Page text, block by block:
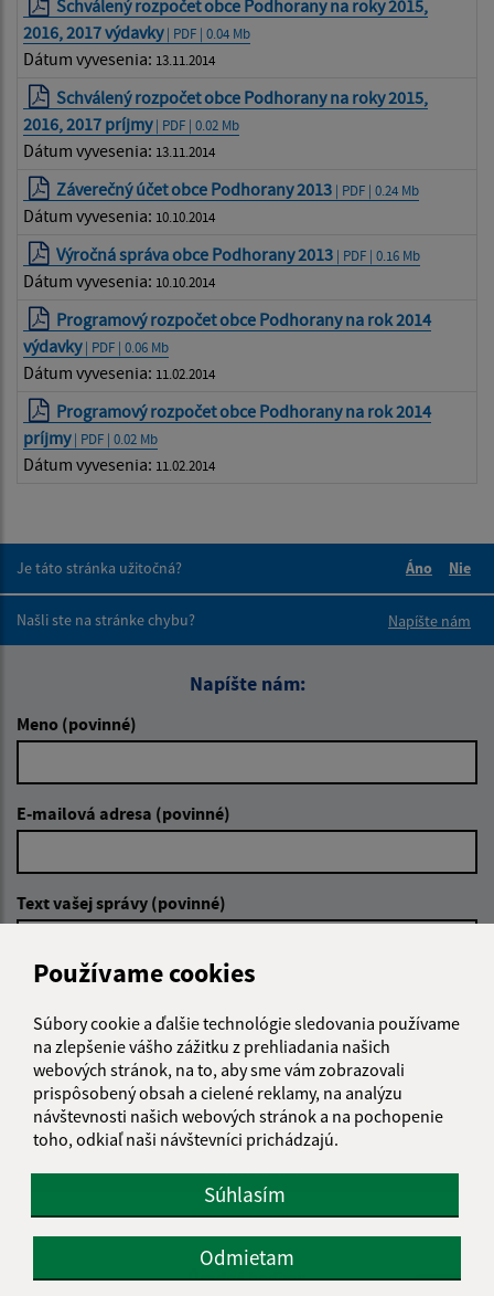
Používame cookies
Súbory cookie a ďalšie technológie sledovania používame
na zlepšenie vášho zážitku z prehliadania našich
webových stránok, na to, aby sme vám zobrazovali
prispôsobený obsah a cielené reklamy, na analýzu
návštevnosti našich webových stránok a na pochopenie
toho, odkiaľ naši návštevníci prichádzajú.
Súhlasím
Odmietam
Schválený rozpočet obce Podhorany na roky 2015,
2016, 2017 výdavky| PDF | 0.04 Mb
Dátum vyvesenia: 13.11.2014
Schválený rozpočet obce Podhorany na roky 2015,
2016, 2017 príjmy| PDF | 0.02 Mb
Dátum vyvesenia: 13.11.2014
Záverečný účet obce Podhorany 2013 | PDF | 0.24 Mb
Dátum vyvesenia: 10.10.2014
Výročná správa obce Podhorany 2013 | PDF | 0.16 Mb
Dátum vyvesenia: 10.10.2014
Programový rozpočet obce Podhorany na rok 2014
výdavky| PDF | 0.06 Mb
Dátum vyvesenia: 11.02.2014
Programový rozpočet obce Podhorany na rok 2014
príjmy| PDF | 0.02 Mb
Dátum vyvesenia: 11.02.2014
Je táto stránka užitočná?
Áno
Nie
Našli ste na stránke chybu?
Napíšte nám
Napíšte nám:
Meno (povinné)
E-mailová adresa (povinné)
Text vašej správy (povinné)
Oboznámil som sa sospracúvaním osobných
údajov
Odoslať správu
Úradné hodiny: